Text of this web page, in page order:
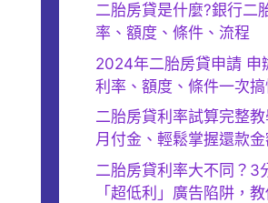
二胎房貸是什麼?銀行二
率、額度、條件、流程
2024年二胎房貸申請 申
利率、額度、條件一次
二胎房貸利率試算完整
月付金、輕鬆掌握還款金
二胎房貸利率大不同？3
「超低利」廣告陷阱，